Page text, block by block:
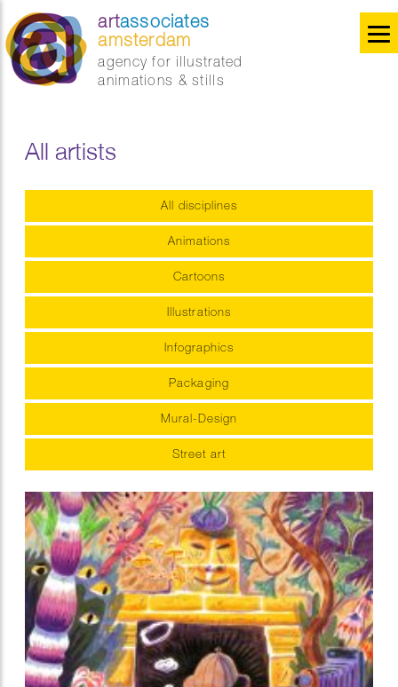
artassociates
amsterdam
agency for illustrated
animations & stills
All artists
All disciplines
Animations
Cartoons
Illustrations
Infographics
Packaging
Mural-Design
Street art